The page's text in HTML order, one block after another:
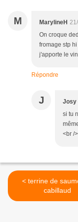
M MarylineH
On croque
fromage stp
j'apporte le
Répondre
J Josy
si tu
<br /
< terrine de saumon et
cabillaud